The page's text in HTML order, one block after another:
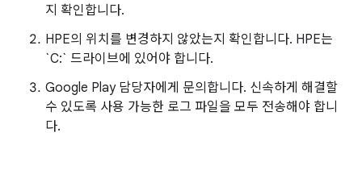
지 확인합니다.
HPE의 위치를 변경하지 않았는지 확인합니다. HPE는
`C:` 드라이브에 있어야 합니다.
Google Play 담당자에게 문의합니다. 신속하게 해결할
수 있도록 사용 가능한 로그 파일을 모두 전송해야 합니
다.